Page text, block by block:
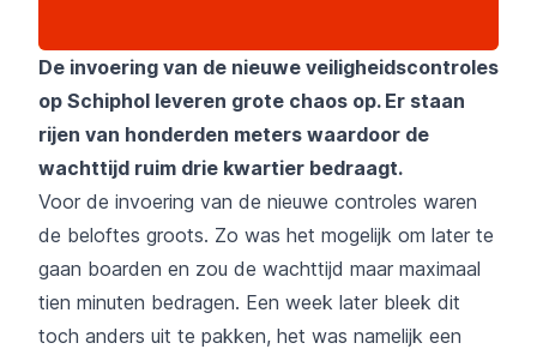
De invoering van de nieuwe veiligheidscontroles
op Schiphol leveren grote chaos op. Er staan
rijen van honderden meters waardoor de
wachttijd ruim drie kwartier bedraagt.
Voor de invoering van de nieuwe controles waren
de beloftes groots. Zo was het mogelijk om later te
gaan boarden en zou de wachttijd maar maximaal
tien minuten bedragen. Een week later bleek dit
toch anders uit te pakken, het was namelijk een